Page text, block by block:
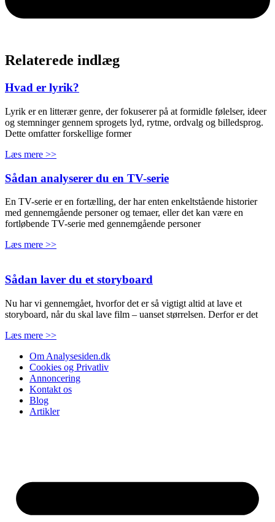
Relaterede indlæg
Hvad er lyrik?
Lyrik er en litterær genre, der fokuserer på at formidle følelser, ideer
og stemninger gennem sprogets lyd, rytme, ordvalg og billedsprog.
Dette omfatter forskellige former
Læs mere >>
Sådan analyserer du en TV-serie
En TV-serie er en fortælling, der har enten enkeltstående historier
med gennemgående personer og temaer, eller det kan være en
fortløbende TV-serie med gennemgående personer
Læs mere >>
Sådan laver du et storyboard
Nu har vi gennemgået, hvorfor det er så vigtigt altid at lave et
storyboard, når du skal lave film – uanset størrelsen. Derfor er det
Læs mere >>
Om Analysesiden.dk
Cookies og Privatliv
Annoncering
Kontakt os
Blog
Artikler